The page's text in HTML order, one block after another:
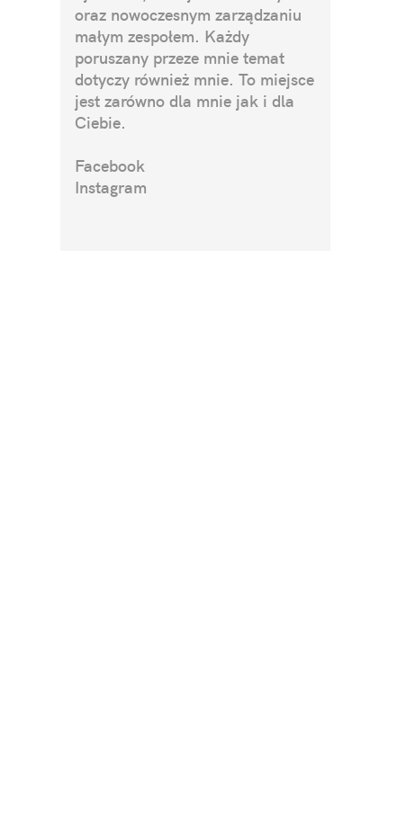
oraz nowoczesnym zarządzaniu
małym zespołem. Każdy
poruszany przeze mnie temat
dotyczy również mnie. To miejsce
jest zarówno dla mnie jak i dla
Ciebie.
Facebook
Instagram